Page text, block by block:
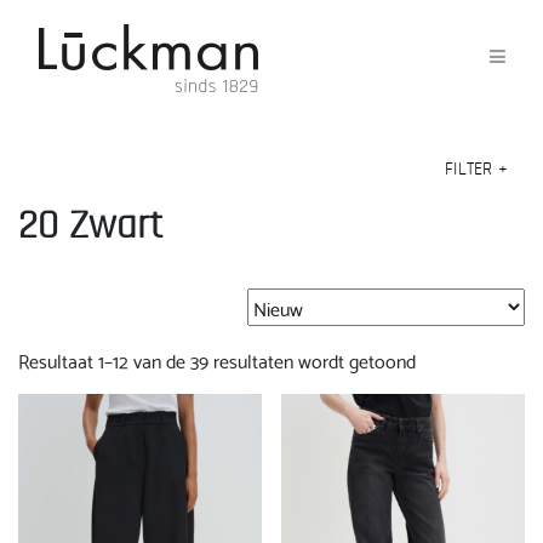
FILTER +
20 Zwart
Resultaat 1–12 van de 39 resultaten wordt getoondGesorteerd
op
nieuwste